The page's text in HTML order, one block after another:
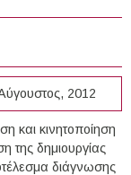
2012
και κινητοποίηση
της δημιουργίας
διάγνωσης